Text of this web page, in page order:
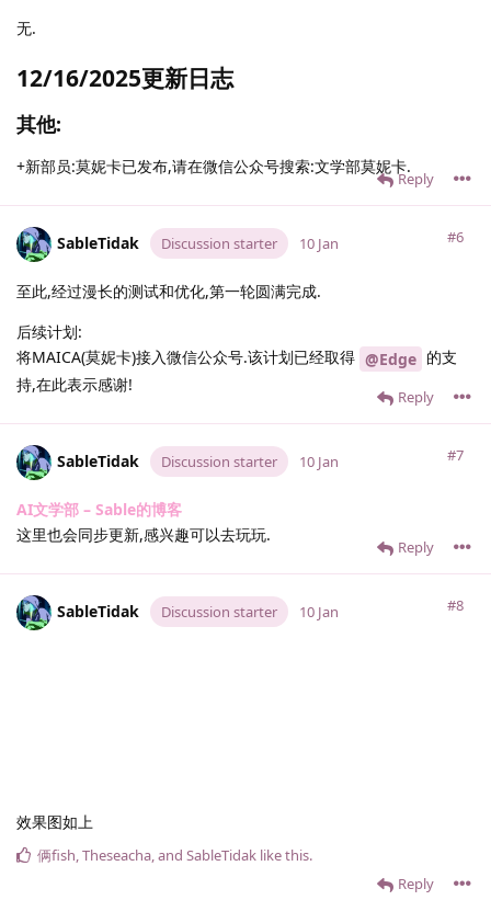
无.
12/16/2025更新日志
其他:
+新部员:莫妮卡已发布,请在微信公众号搜索:文学部莫妮卡.
Reply
SableTidak Discussion starter #6
10 Jan
至此,经过漫长的测试和优化,第一轮圆满完成.
后续计划:
将MAICA(莫妮卡)接入微信公众号.该计划已经取得 @Edge 的支
持,在此表示感谢!
Reply
SableTidak Discussion starter #7
10 Jan
AI文学部 – Sable的博客
这里也会同步更新,感兴趣可以去玩玩.
Reply
SableTidak Discussion starter #8
10 Jan
效果图如上
Reply
俩fish,Theseacha, and SableTidak like this.